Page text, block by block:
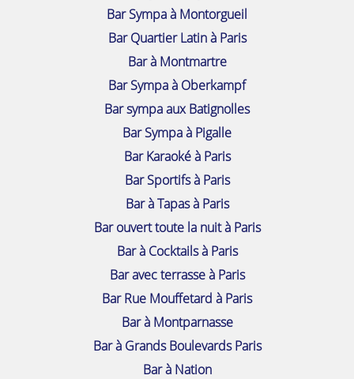
Bar Sympa à Montorgueil
Bar Quartier Latin à Paris
Bar à Montmartre
Bar Sympa à Oberkampf
Bar sympa aux Batignolles
Bar Sympa à Pigalle
Bar Karaoké à Paris
Bar Sportifs à Paris
Bar à Tapas à Paris
Bar ouvert toute la nuit à Paris
Bar à Cocktails à Paris
Bar avec terrasse à Paris
Bar Rue Mouffetard à Paris
Bar à Montparnasse
Bar à Grands Boulevards Paris
Bar à Nation